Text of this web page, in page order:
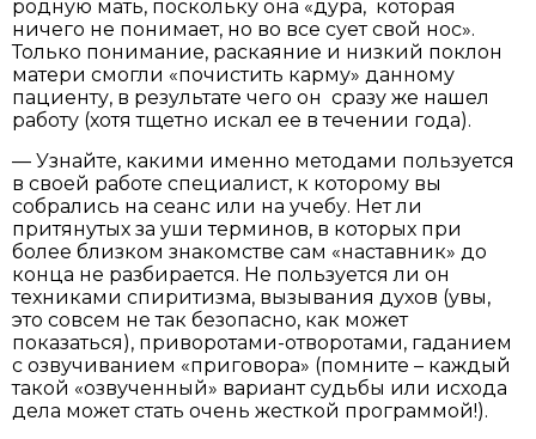
родную мать, поскольку она «дура, которая
ничего не понимает, но во все сует свой нос».
Только понимание, раскаяние и низкий поклон
матери смогли «почистить карму» данному
пациенту, в результате чего он сразу же нашел
работу (хотя тщетно искал ее в течении года).
— Узнайте, какими именно методами пользуется
в своей работе специалист, к которому вы
собрались на сеанс или на учебу. Нет ли
притянутых за уши терминов, в которых при
более близком знакомстве сам «наставник» до
конца не разбирается. Не пользуется ли он
техниками спиритизма, вызывания духов (увы,
это совсем не так безопасно, как может
показаться), приворотами-отворотами, гаданием
с озвучиванием «приговора» (помните – каждый
такой «озвученный» вариант судьбы или исхода
дела может стать очень жесткой программой!).